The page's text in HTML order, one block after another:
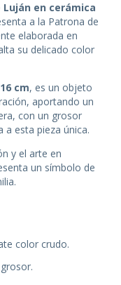
en cerámica
a la Patrona de
elaborada en
su delicado color
16 cm, es un objeto
aportando un
con un grosor
a esta pieza única.
y el arte en
un símbolo de
color crudo.